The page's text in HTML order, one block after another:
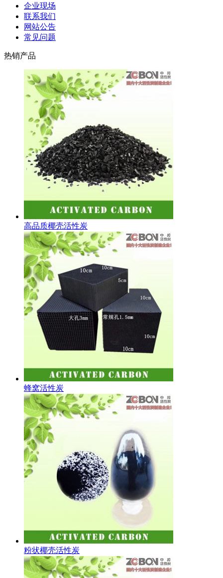
企业现场
联系我们
网站公告
常见问题
热销产品
高品质椰壳活性炭
蜂窝活性炭
粉状椰壳活性炭